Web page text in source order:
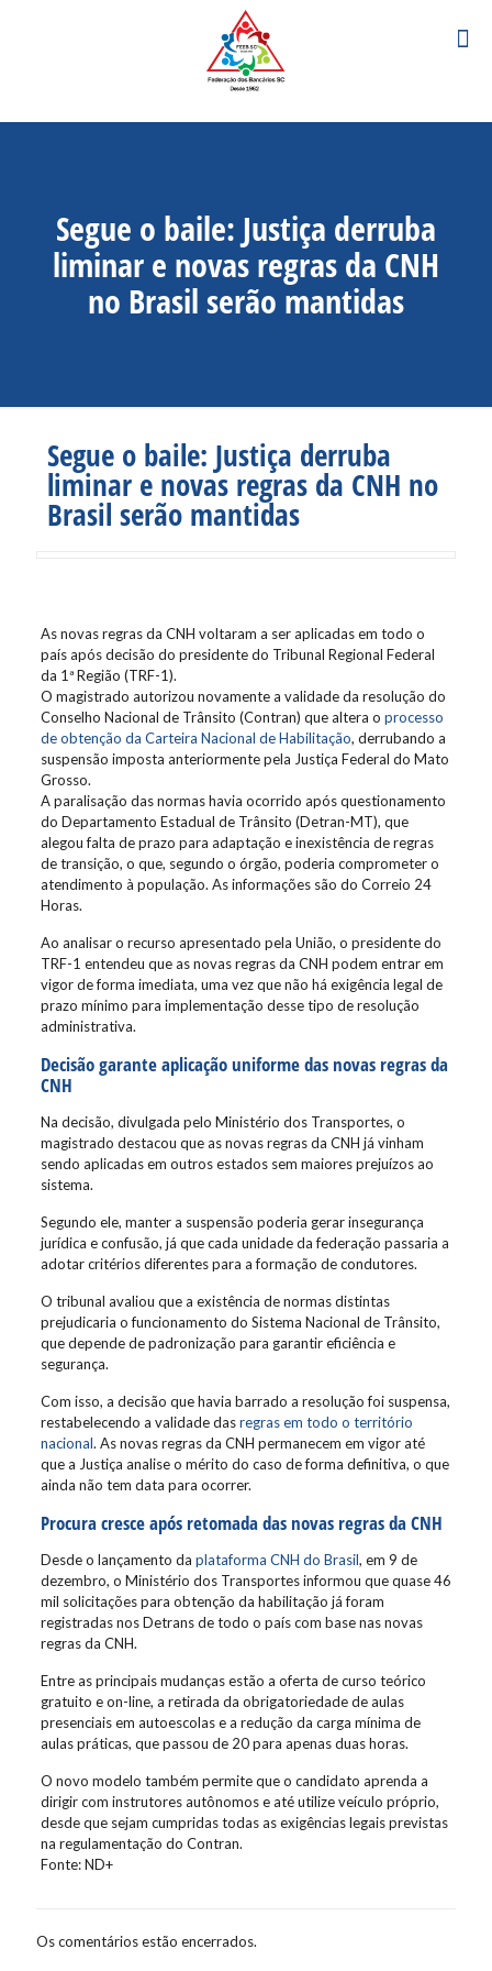
Segue o baile: Justiça derruba
liminar e novas regras da CNH
no Brasil serão mantidas
Segue o baile: Justiça derruba
liminar e novas regras da CNH no
Brasil serão mantidas
As novas regras da CNH voltaram a ser aplicadas em todo o
país após decisão do presidente do Tribunal Regional Federal
da 1ª Região (TRF-1).
O magistrado autorizou novamente a validade da resolução do
Conselho Nacional de Trânsito (Contran) que altera o processo
de obtenção da Carteira Nacional de Habilitação, derrubando a
suspensão imposta anteriormente pela Justiça Federal do Mato
Grosso.
A paralisação das normas havia ocorrido após questionamento
do Departamento Estadual de Trânsito (Detran-MT), que
alegou falta de prazo para adaptação e inexistência de regras
de transição, o que, segundo o órgão, poderia comprometer o
atendimento à população. As informações são do Correio 24
Horas.
Ao analisar o recurso apresentado pela União, o presidente do
TRF-1 entendeu que as novas regras da CNH podem entrar em
vigor de forma imediata, uma vez que não há exigência legal de
prazo mínimo para implementação desse tipo de resolução
administrativa.
Decisão garante aplicação uniforme das novas regras da
CNH
Na decisão, divulgada pelo Ministério dos Transportes, o
magistrado destacou que as novas regras da CNH já vinham
sendo aplicadas em outros estados sem maiores prejuízos ao
sistema.
Segundo ele, manter a suspensão poderia gerar insegurança
jurídica e confusão, já que cada unidade da federação passaria a
adotar critérios diferentes para a formação de condutores.
O tribunal avaliou que a existência de normas distintas
prejudicaria o funcionamento do Sistema Nacional de Trânsito,
que depende de padronização para garantir eficiência e
segurança.
Com isso, a decisão que havia barrado a resolução foi suspensa,
restabelecendo a validade dasregras em todo o território
nacional. As novas regras da CNH permanecem em vigor até
que a Justiça analise o mérito do caso de forma definitiva, o que
ainda não tem data para ocorrer.
Procura cresce após retomada das novas regras da CNH
Desde o lançamento da plataforma CNH do Brasil, em 9 de
dezembro, o Ministério dos Transportes informou que quase 46
mil solicitações para obtenção da habilitação já foram
registradas nos Detrans de todo o país com base nas novas
regras da CNH.
Entre as principais mudanças estão a oferta de curso teórico
gratuito e on-line, a retirada da obrigatoriedade de aulas
presenciais em autoescolas e a redução da carga mínima de
aulas práticas, que passou de 20 para apenas duas horas.
O novo modelo também permite que o candidato aprenda a
dirigir com instrutores autônomos e até utilize veículo próprio,
desde que sejam cumpridas todas as exigências legais previstas
na regulamentação do Contran.
Fonte: ND+
Os comentários estão encerrados.